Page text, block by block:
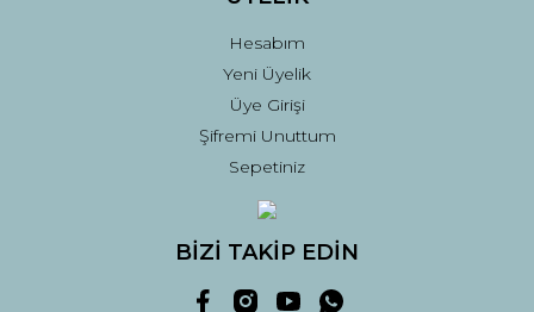
Hesabım
Yeni Üyelik
Üye Girişi
Şifremi Unuttum
Sepetiniz
BİZİ TAKİP EDİN